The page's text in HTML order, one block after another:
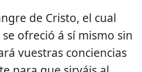
de Cristo, el cual
ofreció á sí mismo sin
vuestras conciencias